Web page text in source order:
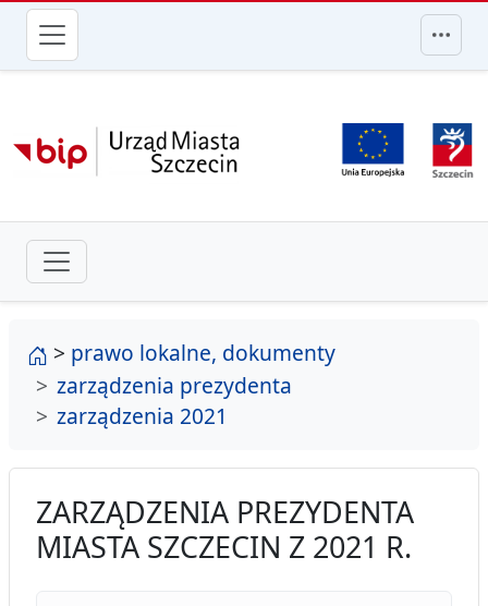
przejdź do głównego menu
strona główna
> prawo lokalne, dokumenty
zarządzenia prezydenta
zarządzenia 2021
ZARZĄDZENIA PREZYDENTA
MIASTA SZCZECIN Z 2021 R.